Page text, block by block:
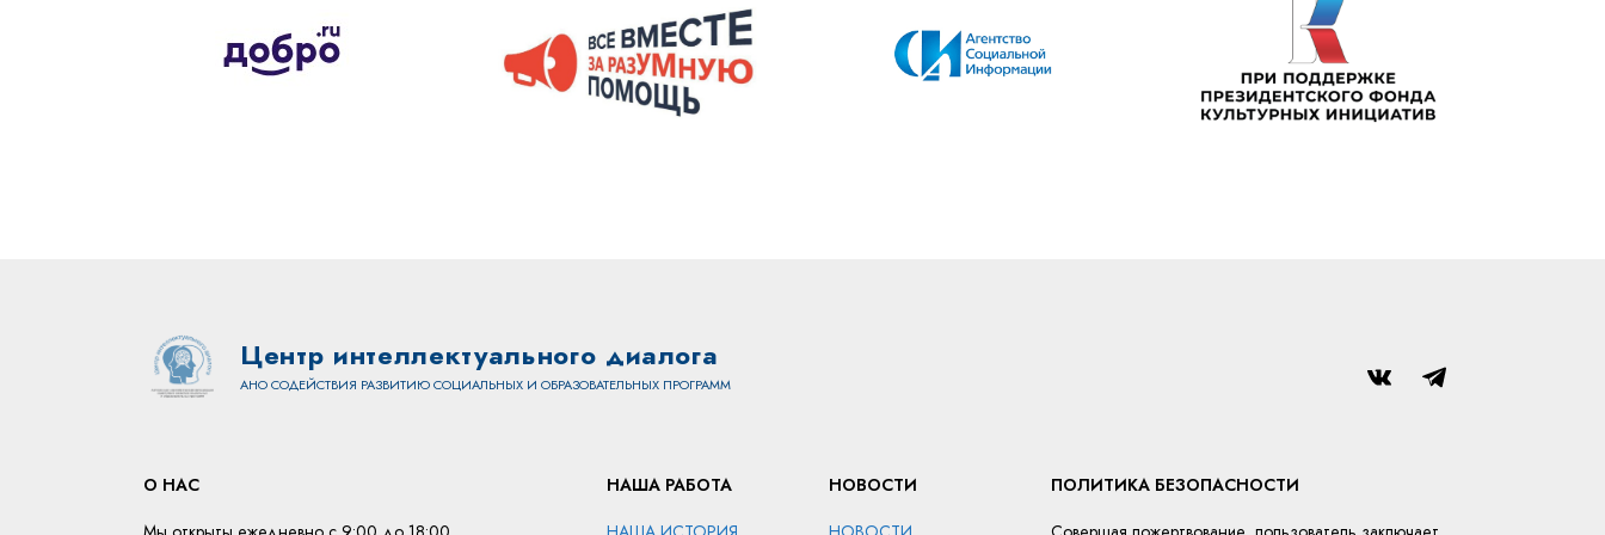
Центр интеллектуального диалога
АНО СОДЕЙСТВИЯ РАЗВИТИЮ СОЦИАЛЬНЫХ И ОБРАЗОВАТЕЛЬНЫХ ПРОГРАММ
О НАС
НАША РАБОТА
НОВОСТИ
ПОЛИТИКА БЕЗОПАСНОСТИ